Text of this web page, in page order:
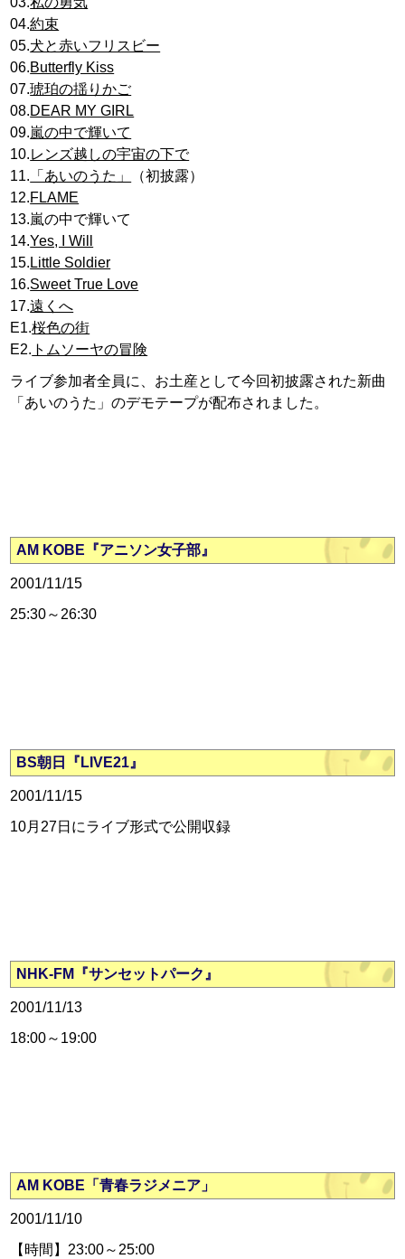
04.約束
05.犬と赤いフリスビー
06.Butterfly Kiss
07.琥珀の揺りかご
08.DEAR MY GIRL
09.嵐の中で輝いて
10.レンズ越しの宇宙の下で
11. 「あいのうた」
（初披露）
12.FLAME
13.嵐の中で輝いて
14.Yes, I Will
15. Little Soldier
16.Sweet True Love
17.遠くへ
E1.桜色の街
E2. トムソーヤの冒険
ライブ参加者全員に、お土産として今回初披露された新曲
「あいのうた」のデモテープが配布されました。
AM KOBE『アニソン女子部』
2001/11/15
25:30～26:30
BS朝日『LIVE21』
2001/11/15
10月27日にライブ形式で公開収録
NHK-FM『サンセットパーク』
2001/11/13
18:00～19:00
AM KOBE「青春ラジメニア」
2001/11/10
【時間】23:00～25:00